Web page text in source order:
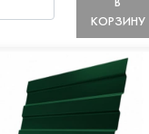
КОРЗИНУ